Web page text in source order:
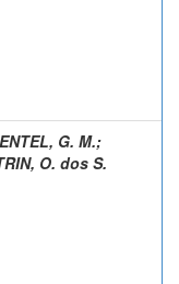
G. M.;
O. dos S.